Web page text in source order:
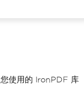
使用的 IronPDF 库